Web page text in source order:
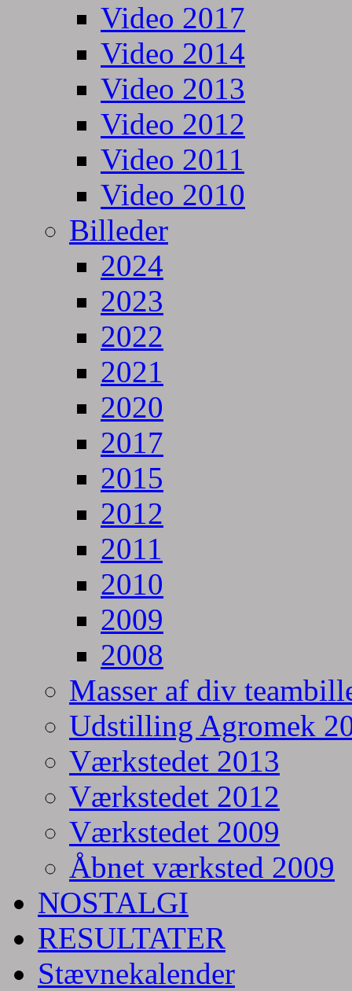
Video 2017
Video 2014
Video 2013
Video 2012
Video 2011
Video 2010
Billeder
2024
2023
2022
2021
2020
2017
2015
2012
2011
2010
2009
2008
Masser af div
Udstilling Agromek
Værkstedet 2013
Værkstedet 2012
Værkstedet 2009
Åbnet værksted 2009
NOSTALGI
RESULTATER
Stævnekalender